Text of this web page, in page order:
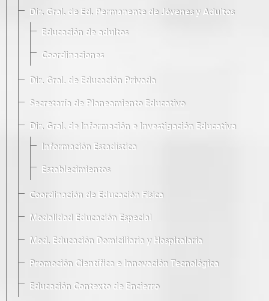
Dir. Gral. de Ed. Permanente de Jóvenes y Adultos
Educación de adultos
Coordinaciones
Dir. Gral. de Educación Privada
Secretaría de Planeamiento Educativo
Dir. Gral. de Información e Investigación Educativa
Información Estadística
Establecimientos
Coordinación de Educación Física
Modalidad Educación Especial
Mod. Educación Domiciliaria y Hospitalaria
Promoción Científica e Innovación Tecnológica
Educación Contexto de Encierro